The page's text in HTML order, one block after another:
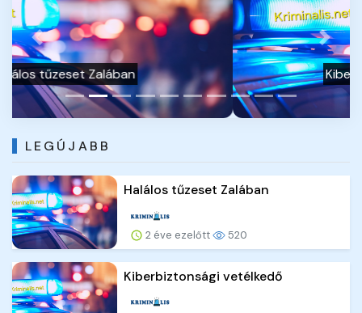
Kiberbiztonsági vetélkedő
Previous Next
LEGÚJABB
Halálos tűzeset Zalában
2 éve ezelőtt 520
Kiberbiztonsági vetélkedő